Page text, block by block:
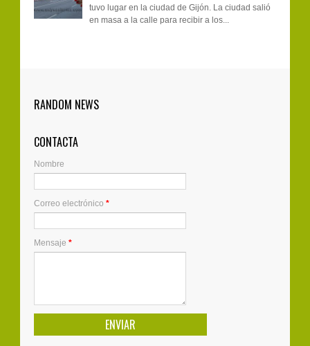
tuvo lugar en la ciudad de Gijón. La ciudad salió
en masa a la calle para recibir a los...
1 12-8-2018
Saúl Craviotto pregonero de las fiestas de
Gijón
0 12-5-2017
Best Places To Bet On Boxing -
wooricasinos.info sports betting event in which
world, each 메이피로출장마사지 player mu...
zagirebanks
casino - JSHThere 부산광역 출장샵 are a
games offer you a chanc...
RANDOM NEWS
CONTACTA
Nombre
Correo electrónico *
Mensaje *